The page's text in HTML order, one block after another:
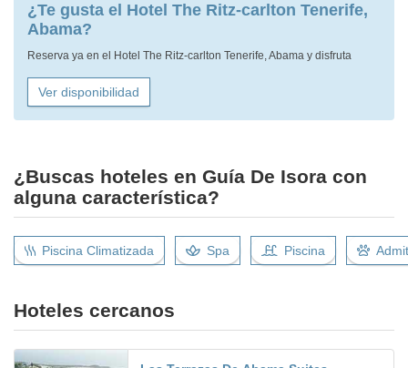
¿Te gusta el Hotel The Ritz-carlton Tenerife,
Abama?
Reserva ya en el Hotel The Ritz-carlton Tenerife, Abama y disfruta
Ver disponibilidad
¿Buscas hoteles en Guía De Isora con
alguna característica?
Piscina Climatizada Spa Piscina
Hoteles cercanos